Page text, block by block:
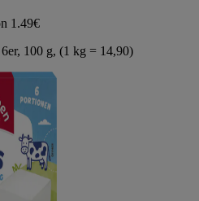
1.49€
100 g, (1 kg = 14,90)